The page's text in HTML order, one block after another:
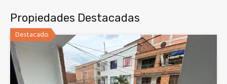
Propiedades Destacadas
Destacado